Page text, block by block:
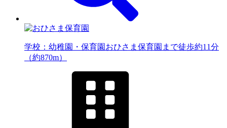
学校：幼稚園・保育園 おひさま保育園まで徒歩約11分
（約870m）